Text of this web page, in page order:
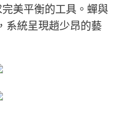
美平衡的工具。蟬與
系統呈現趙少昂的藝